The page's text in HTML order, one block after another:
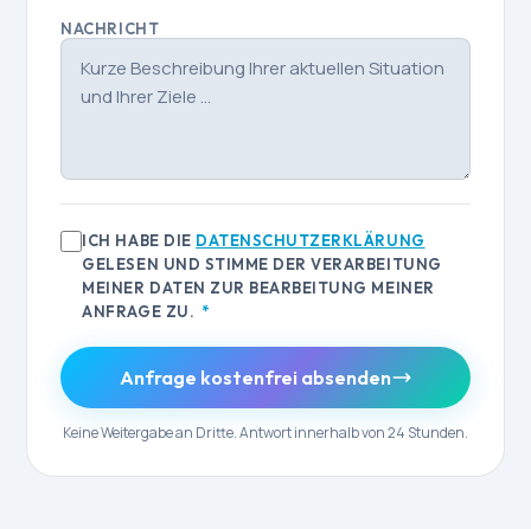
NACHRICHT
ICH HABE DIE DATENSCHUTZERKLÄRUNG
GELESEN UND STIMME DER VERARBEITUNG
MEINER DATEN ZUR BEARBEITUNG MEINER
ANFRAGE ZU. *
Anfrage kostenfrei absenden
Keine Weitergabe an Dritte. Antwort innerhalb von 24 Stunden.